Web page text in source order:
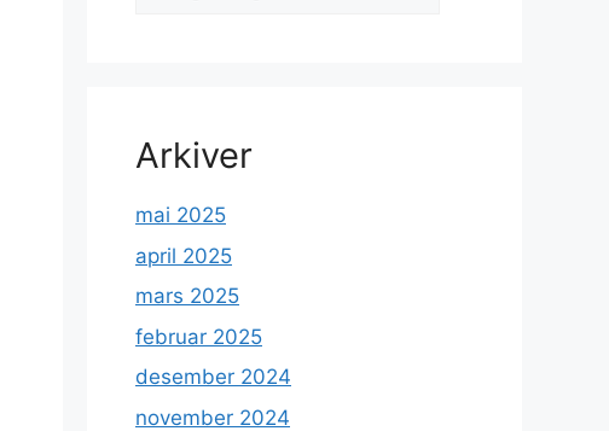
Arkiver
mai 2025
april 2025
mars 2025
februar 2025
desember 2024
november 2024